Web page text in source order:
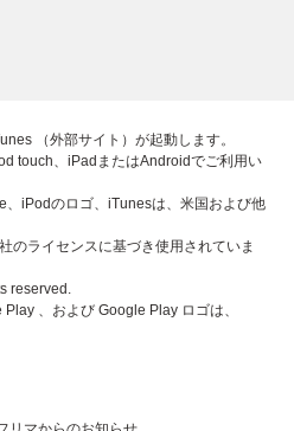
（外部サイト）が起動します。
touch、iPadまたはAndroidでご利用い
、iPodのロゴ、iTunesは、米国および他
のライセンスに基づき使用されていま
reserved.
、および Google Play ロゴは、